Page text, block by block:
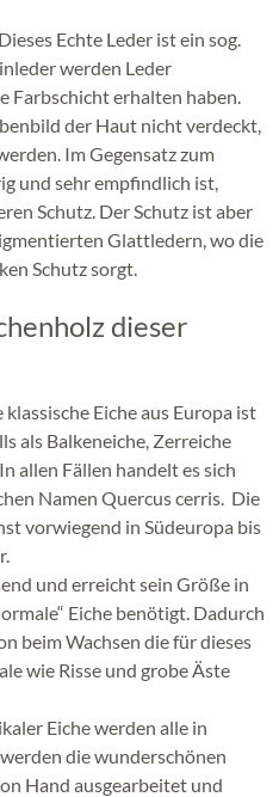
Dieses Echte Leder ist ein sog.
werden Leder
Farbschicht erhalten haben.
der Haut nicht verdeckt,
Im Gegensatz zum
und sehr empfindlich ist,
Schutz. Der Schutz ist aber
Glattledern, wo die
Schutz sorgt.
dieser
Eiche aus Europa ist
als Balkeneiche, Zerreiche
allen Fällen handelt es sich
Namen Quercus cerris. Die
vorwiegend in Südeuropa bis
und erreicht sein Größe in
Eiche benötigt. Dadurch
beim Wachsen die für dieses
wie Risse und grobe Äste
Eiche werden alle in
die wunderschönen
Hand ausgearbeitet und